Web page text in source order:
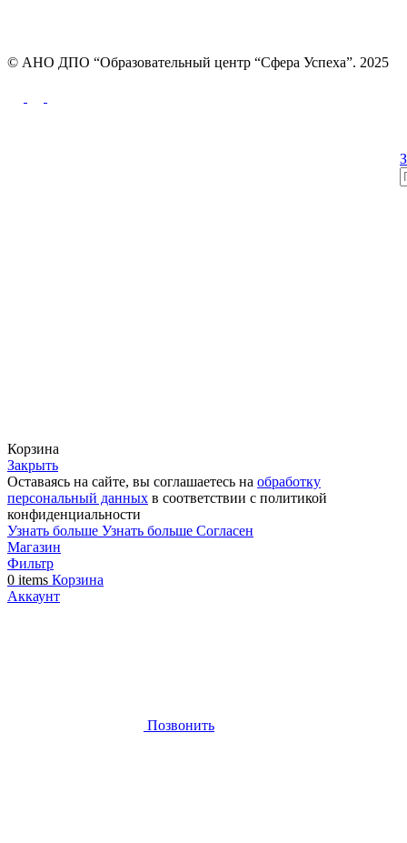
© АНО ДПО “Образовательный центр “Сфера Успеха”. 2025
Корзина
Закрыть
Оставаясь на сайте, вы соглашаетесь на обработку
персональный данных в соответствии с политикой
конфиденциальности
Узнать больше Узнать больше Согласен
Магазин
Фильтр
0 items Корзина
Аккаунт
Позвонить